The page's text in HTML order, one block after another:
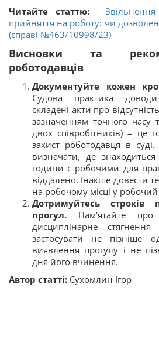
Читайте статтю:
прийняття на роботу: чи
(справі №463/10998/23)
Висновки та
роботодавців
Документуйте кожен
Судова практика
складені акти про
зазначенням точного часу
двох співробітників) – це
захист роботодавця в
визначати, де
години є робочими для
віддалено. Інакше довести
на робочому місці у
Дотримуйтесь строків
прогул. Пам'ятайте про
дисциплінарне
застосувати не пізніше
виявлення прогулу і не
дня його вчинення.
Автор статті: Сухомлин Ігор